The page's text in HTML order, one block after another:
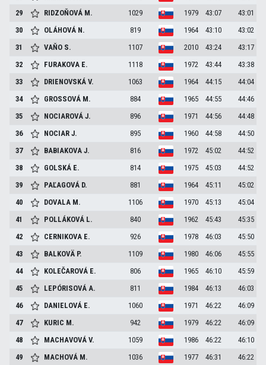
29
RIDZOŇOVÁ M. 1029 1979 43:07
43:01
30
OLÁHOVÁ N. 819 1964 43:10
43:02
31
VAŇO S. 1107 2010 43:24
43:17
32
FURAKOVA E. 1118 1972 43:44
43:38
33
DRIENOVSKÁV. 1063 1964 44:15
44:04
34
GROSSOVÁ M. 884 1965 44:55
44:46
35
NOCIAROVÁJ. 896 1971 44:56
44:48
36
NOCIARJ. 895 1960 44:58
44:50
37
BABIAKOVAJ. 816 1972 45:02
44:52
38
GOLSKÁ E. 814 1975 45:03
44:52
39
PAĽAGOVÁ D. 881 1964 45:11
45:02
40
DOVALA M. 1106 1970 45:13
45:04
41
POLLÁKOVÁ L. 840 1962 45:43
45:35
42
CERNIKOVA E. 926 1978 46:03
45:50
43
BALKOVÄ P. 1109 1980 46:06
45:55
44
KOLEČAROVÁ E. 806 1965 46:10
45:59
45
LEPÓRISOVÁA. 811 1984 46:13
46:03
46
DANIELOVÁ E. 1060 1971 46:22
46:09
47
KURIC M. 942 1979 46:22
46:09
48
MACHAVOVÁV. 1059 1986 46:22
46:10
49
MACHOVÁ M. 1036 1977 46:31 46:22